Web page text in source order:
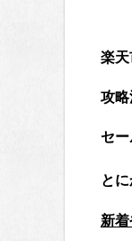
楽天
攻略
セ
と
新